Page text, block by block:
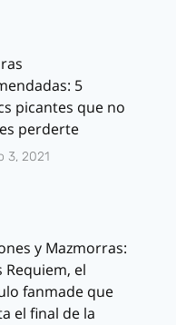
5
picantes que no
perderte
3, 2021
y Mazmorras:
Requiem, el
fanmade que
el final de la